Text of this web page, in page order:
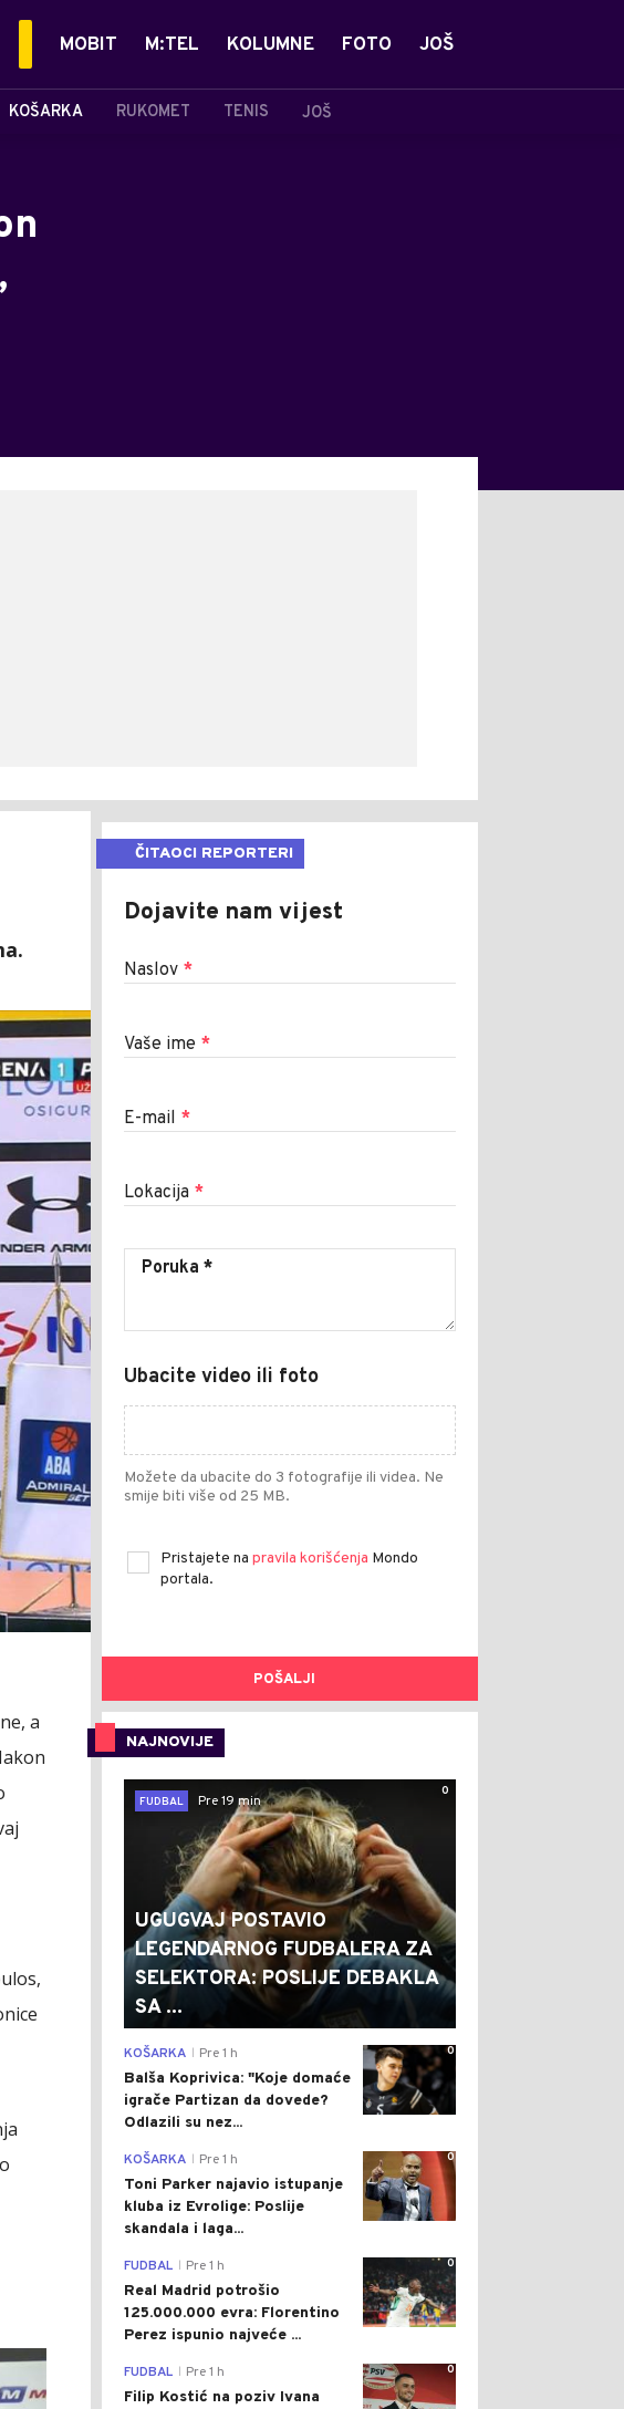
KOŠARKA RUKOMET TENIS JOŠ
MOBIT M:TEL KOLUMNE FOTO JOŠ
a
ČITAOCI REPORTERI
Dojavite nam vijest
Naslov *
Vaše ime *
E-mail *
Lokacija *
Ubacite video ili foto
Možete da ubacite do 3 fotografije ili videa. Ne
smije biti više od 25 MB.
Pristajete na pravila korišćenja Mondo
portala.
POŠALJI
NAJNOVIJE
0
FUDBAL
Pre 19 min
UGUGVAJ POSTAVIO
LEGENDARNOG FUDBALERA ZA
SELEKTORA: POSLIJE DEBAKLA
SA ...
0
KOŠARKA Pre 1 h
Balša Koprivica: "Koje domaće
igrače Partizan da dovede?
Odlazili su nez...
0
KOŠARKA Pre 1 h
Toni Parker najavio istupanje
kluba iz Evrolige: Poslije
skandala i laga...
0
FUDBAL Pre 1 h
Real Madrid potrošio
125.000.000 evra: Florentino
Perez ispunio najveće ...
0
FUDBAL Pre 1 h
Filip Kostić na poziv Ivana